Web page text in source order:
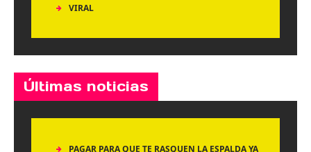
VIRAL
Últimas noticias
PAGAR PARA QUE TE RASQUEN LA ESPALDA YA